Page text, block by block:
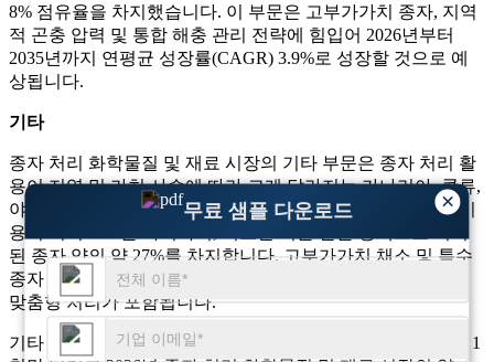
×
무료 샘플 다운로드
8% 점유율을 차지했습니다. 이 부문은 고부가가치 종자, 지역
적 곤충 압력 및 통합 해충 관리 전략에 힘입어 2026년부터
2035년까지 연평균 성장률(CAGR) 3.9%로 성장할 것으로 예
상됩니다.
기타
종자 처리 화학물질 및 재료 시장의 기타 부문은 종자 처리 활
용이 지역 및 가치 사슬에 따라 크게 달라지는 카나리아, 콩류,
야채 및 특수 작물을 다룹니다. 이 그룹은 전체적으로 처리 비
용의 거의 12%를 차지하며, 최소한 기본 살균 용액으로 처리
된 종자 양의 약 27%를 차지합니다. 고부가가치 채소 및 특수
종자 로트의 약 21%에는 특정 병원체 또는 저장 조건에 맞춘
맞춤형 처리가 포함됩니다.
기타 2026년 종자 처리 화학물질 및 재료 시장 규모는 약 4억 1